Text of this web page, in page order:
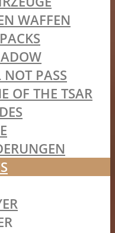
WAFFEN
PASS
OF THE TSAR